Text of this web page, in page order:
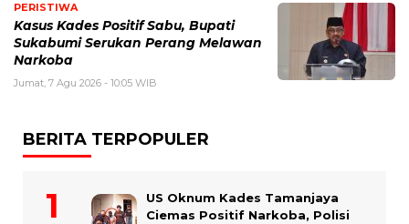
PERISTIWA
Kasus Kades Positif Sabu, Bupati
Sukabumi Serukan Perang Melawan
Narkoba
Jumat, 7 Agu 2026 - 10:05 WIB
BERITA TERPOPULER
US Oknum Kades Tamanjaya
Ciemas Positif Narkoba, Polisi